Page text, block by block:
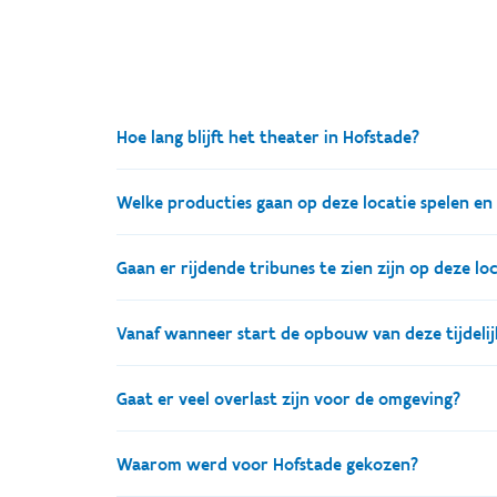
Hoe lang blijft het theater in Hofstade?
Wanneer het vergunningstraject is doorlopen wil
Welke producties gaan op deze locatie spelen
Over de concrete producties wordt later meer
Gaan er rijdende tribunes te zien zijn op deze
In tegenstelling tot het theater in Puurs zal er
Vanaf wanneer start de opbouw van deze
De exacte timing van de opbouw wordt later nog
Gaat er veel overlast zijn voor de omgeving?
Studio 100 werkt hiervoor nauw samen met
Waarom werd voor Hofstade gekozen?